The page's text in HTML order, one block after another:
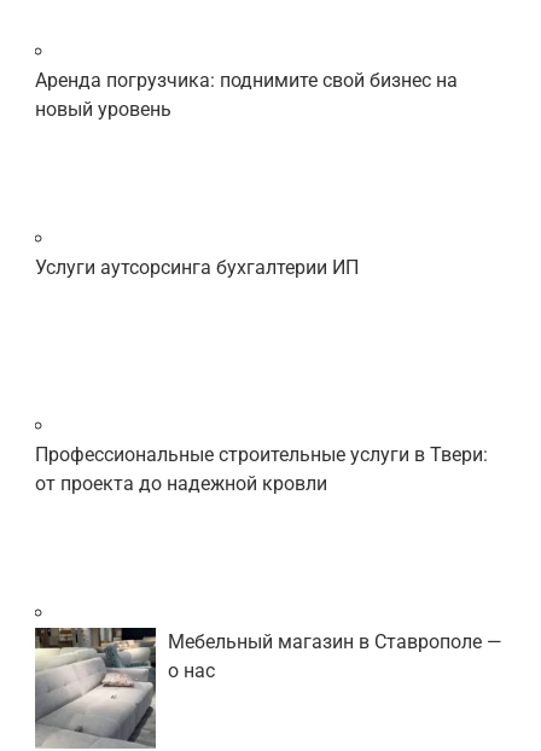
Аренда погрузчика: поднимите свой бизнес на
новый уровень
Услуги аутсорсинга бухгалтерии ИП
Профессиональные строительные услуги в Твери:
от проекта до надежной кровли
Мебельный магазин в Ставрополе —
о нас